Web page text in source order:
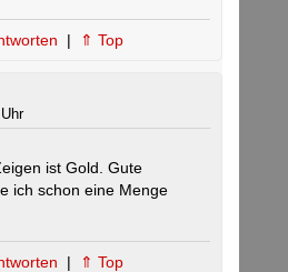
| ⇑ Top
ist Gold. Gute
ich schon eine Menge
| ⇑ Top